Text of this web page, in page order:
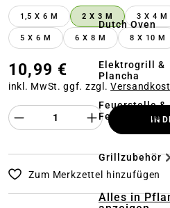
Dutch Oven
Elektrogrill &
Plancha
Feuerstelle &
Feuerschale
Grillzubehör
Alles in
1,5 X 6 M 2 X 3 M 3 X 4 M
5 X 6 M 6 X 8 M 8 X 10 M
10,99 €
inkl. MwSt. ggf. zzgl.
Produkt Anzahl desIN
Zum Merkzettel hinzufügen